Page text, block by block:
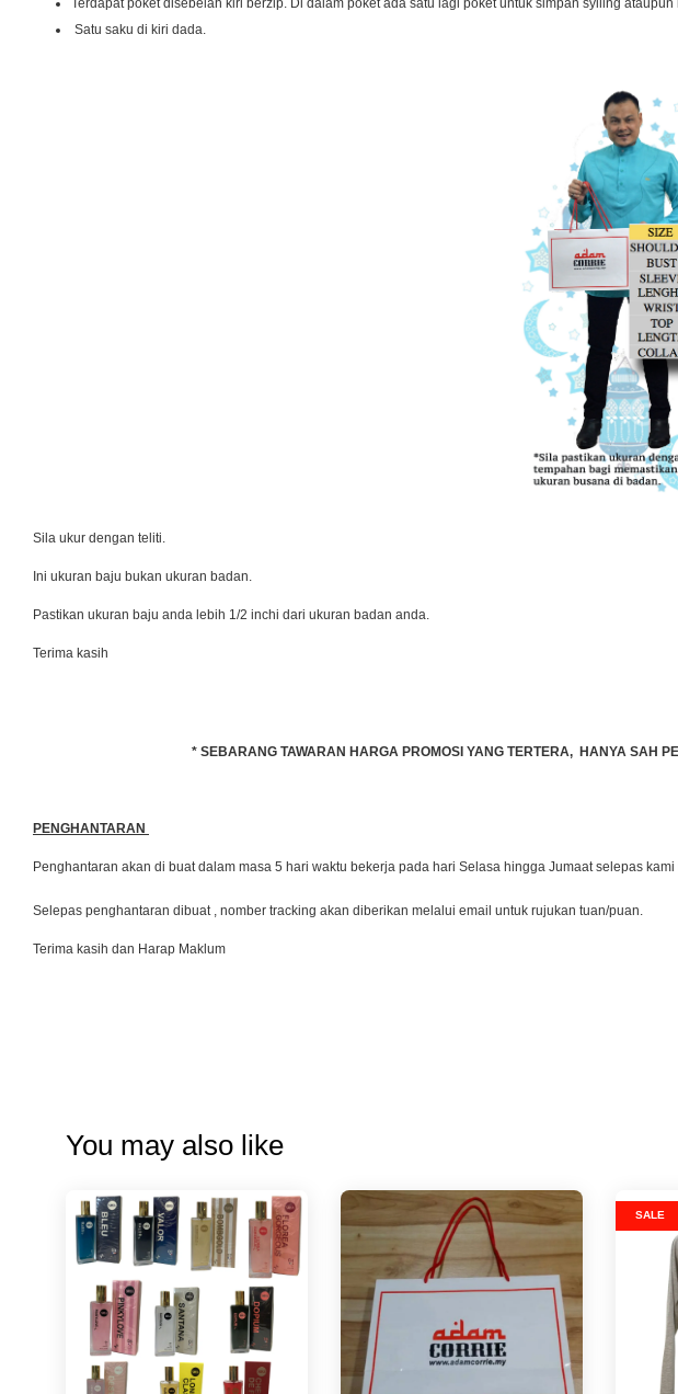
Satu saku di kiri dada.
Sila ukur dengan teliti.
Ini ukuran baju bukan ukuran badan.
Pastikan ukuran baju anda lebih 1/2 inchi dari ukuran badan anda.
Terima kasih
* SEBARANG TAWARAN HARGA PROMOSI YANG TERTERA, HANYA SAH
PENGHANTARAN
Penghantaran akan di buat dalam masa 5 hari waktu bekerja pada hari Selasa hingga Jumaat selepas
Selepas penghantaran dibuat , nomber tracking akan diberikan melalui email untuk rujukan tuan/puan.
Terima kasih dan Harap Maklum
You may also like
SALE